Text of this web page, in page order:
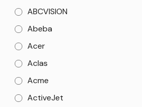
ABCVISION
Abeba
Acer
Aclas
Acme
ActiveJet